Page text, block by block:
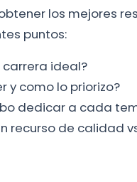
los mejores
puntos:
carrera ideal?
y como lo priorizo?
dedicar a cada
recurso de calidad